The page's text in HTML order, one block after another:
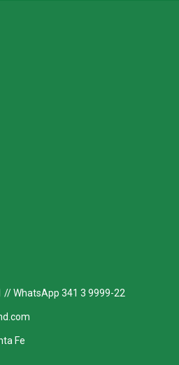
// WhatsApp 341 3 9999-22
Fe